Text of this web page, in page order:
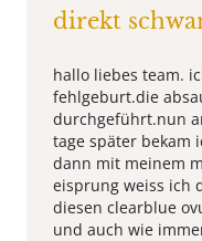
direkt
hallo liebes team.
fehlgeburt.die
durchgeführt.nun
tage später bekam
dann mit meinem
eisprung weiss ich
diesen clearblue
und auch wie